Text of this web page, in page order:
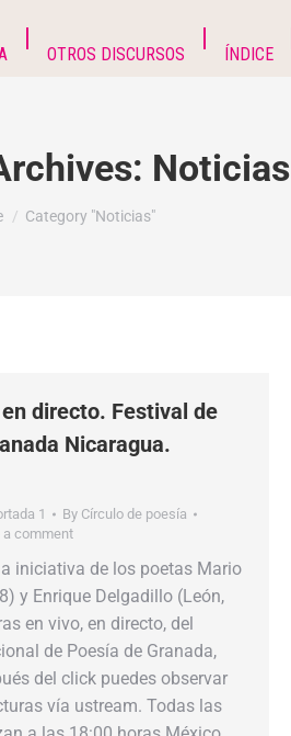
OTROS DISCURSOS ÍNDICE
Noticias
here:
Category "Noticias"
directo. Festival de
Nicaragua.
1 By Círculo de poesía
a comment
iniciativa de los poetas Mario
y Enrique Delgadillo (León,
en vivo, en directo, del
de Poesía de Granada,
del click puedes observar
vía ustream. Todas las